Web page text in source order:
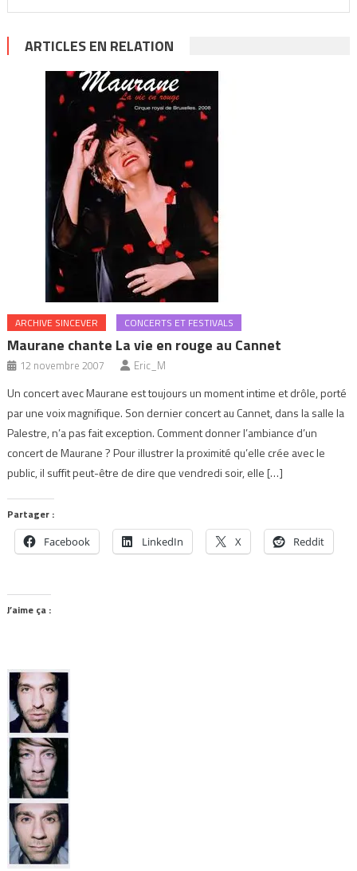
ARTICLES EN RELATION
ARCHIVE SINCEVER CONCERTS ET FESTIVALS
Maurane chante La vie en rouge au Cannet
12 novembre 2007 Eric_M
Un concert avec Maurane est toujours un moment intime et drôle, porté
par une voix magnifique. Son dernier concert au Cannet, dans la salle la
Palestre, n’a pas fait exception. Comment donner l’ambiance d’un
concert de Maurane ? Pour illustrer la proximité qu’elle crée avec le
public, il suffit peut-être de dire que vendredi soir, elle […]
Partager :
Facebook LinkedIn X Reddit
J’aime ça :